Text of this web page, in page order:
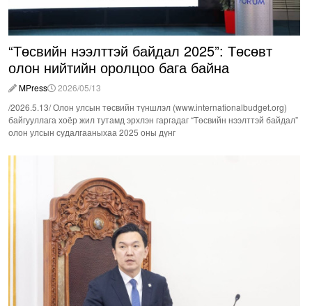
“Төсвийн нээлттэй байдал 2025”: Төсөвт
олон нийтийн оролцоо бага байна
MPress
2026/05/13
/2026.5.13/ Олон улсын төсвийн түншлэл (www.internationalbudget.org)
байгууллага хоёр жил тутамд эрхлэн гаргадаг “Төсвийн нээлттэй байдал”
олон улсын судалгааныхаа 2025 оны дүнг